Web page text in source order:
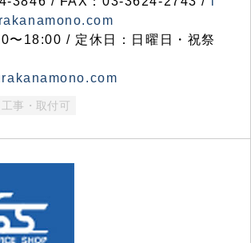
〜18:00 / 定休日：日曜日・祝祭
工事・取付可